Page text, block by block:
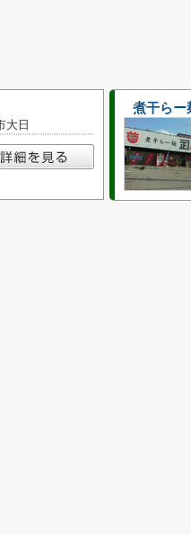
大日
煮干らー